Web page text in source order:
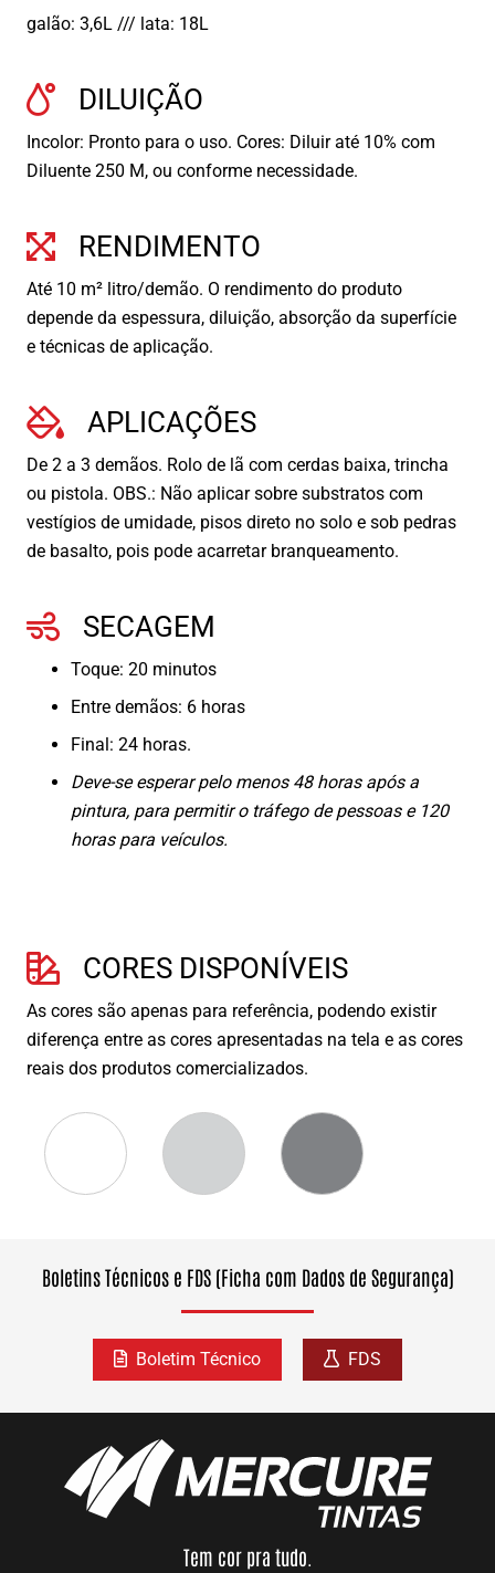
galão: 3,6L /// lata: 18L
DILUIÇÃO
Incolor: Pronto para o uso. Cores: Diluir até 10% com
Diluente 250 M, ou conforme necessidade.
RENDIMENTO
Até 10 m² litro/demão. O rendimento do produto
depende da espessura, diluição, absorção da superfície
e técnicas de aplicação.
APLICAÇÕES
De 2 a 3 demãos. Rolo de lã com cerdas baixa, trincha
ou pistola. OBS.: Não aplicar sobre substratos com
vestígios de umidade, pisos direto no solo e sob pedras
de basalto, pois pode acarretar branqueamento.
SECAGEM
Toque: 20 minutos
Entre demãos: 6 horas
Final: 24 horas.
Deve-se esperar pelo menos 48 horas após a
pintura, para permitir o tráfego de pessoas e 120
horas para veículos.
CORES DISPONÍVEIS
As cores são apenas para referência, podendo existir
diferença entre as cores apresentadas na tela e as cores
reais dos produtos comercializados.
Boletins Técnicos e FDS (Ficha com Dados de Segurança)
Boletim Técnico FDS
Tem cor pra tudo.